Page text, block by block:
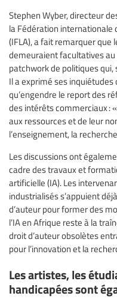
Stephen Wyber, directeur
la Fédération internationale
(IFLA), a fait remarquer que
demeuraient facultatives
patchwork de politiques qui,
Il a exprimé ses
qu’engendre le report des
des intérêts commerciaux :
aux ressources et de leur
l’enseignement, la
Les discussions ont
cadre des travaux et
artificielle (IA). Les
industrialisés s’appuient
d’auteur pour former des
l’IA en Afrique reste à la
droit d’auteur obsolètes
pour l’innovation et la
Les artistes, les
handicapées sont